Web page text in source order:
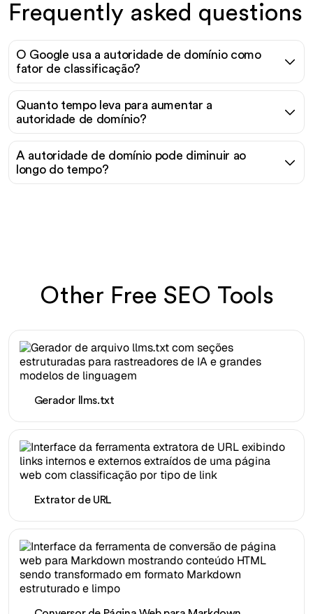
Frequently asked questions
O Google usa a autoridade de domínio como
fator de classificação?
Quanto tempo leva para aumentar a
autoridade de domínio?
A autoridade de domínio pode diminuir ao
longo do tempo?
Other Free SEO Tools
Gerador llms.txt
Extrator de URL